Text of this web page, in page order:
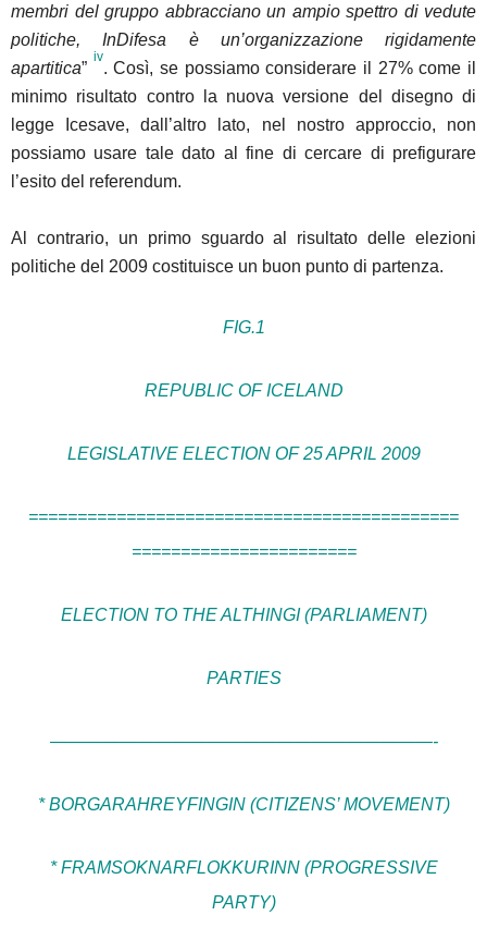
membri del gruppo abbracciano un ampio spettro di vedute
politiche, InDifesa è un’organizzazione rigidamente
apartitica”
iv
. Così, se possiamo considerare il 27% come il
minimo risultato contro la nuova versione del disegno di
legge Icesave, dall’altro lato, nel nostro approccio, non
possiamo usare tale dato al fine di cercare di prefigurare
l’esito del referendum.
Al contrario, un primo sguardo al risultato delle elezioni
politiche del 2009 costituisce un buon punto di partenza.
FIG.1
REPUBLIC OF ICELAND
LEGISLATIVE ELECTION OF 25 APRIL 2009
============================================
=======================
ELECTION TO THE ALTHINGI (PARLIAMENT)
PARTIES
——————————————————————-
* BORGARAHREYFINGIN (CITIZENS’ MOVEMENT)
* FRAMSOKNARFLOKKURINN (PROGRESSIVE
PARTY)